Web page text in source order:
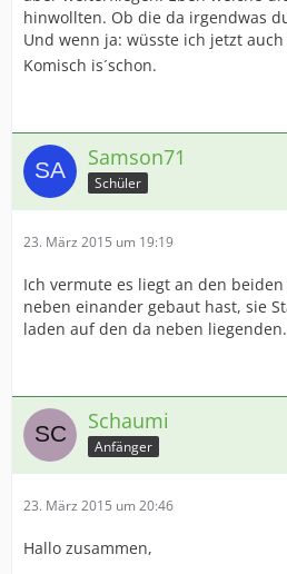
hinwollten. Ob die da irgendwas
Und wenn ja: wüsste ich jetzt auch
Komisch is´schon.
Samson71
Schüler
23. März 2015 um 19:19
Ich vermute es liegt an den
neben einander gebaut hast, sie
laden auf den da neben liegenden.
Schaumi
Anfänger
23. März 2015 um 20:46
Hallo zusammen,